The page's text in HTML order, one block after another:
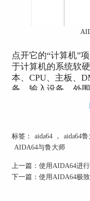
点开它的“计算机”
于计算机的系统软
本、CPU、主板、
备、输入设备、外
标签： aida64 ， aida64
AIDA64与鲁大师
上一篇： 使用AIDA64进
下一篇： 使用AIDA64极